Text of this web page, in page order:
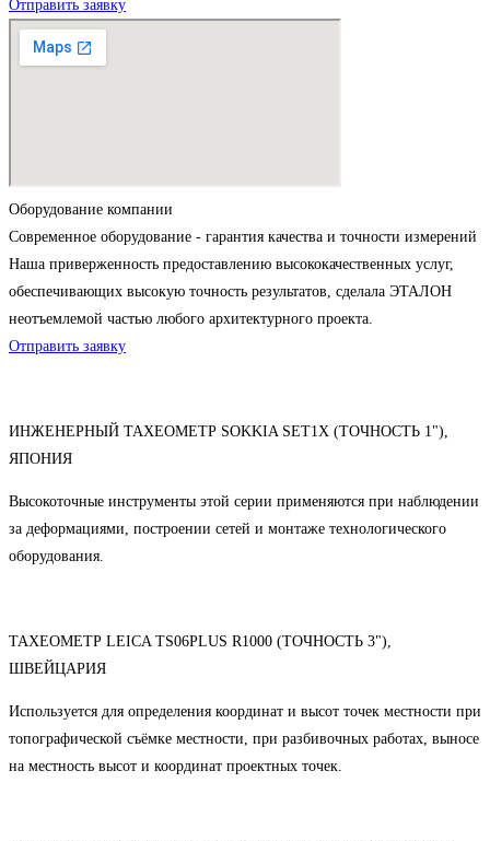
Отправить заявку
Оборудование компании
Современное оборудование - гарантия качества и точности измерений
Наша приверженность предоставлению высококачественных услуг,
обеспечивающих высокую точность результатов, сделала ЭТАЛОН
неотъемлемой частью любого архитектурного проекта.
Отправить заявку
ИНЖЕНЕРНЫЙ ТАХЕОМЕТР SOKKIA SET1X (ТОЧНОСТЬ 1"),
ЯПОНИЯ
Высокоточные инструменты этой серии применяются при наблюдении
за деформациями, построении сетей и монтаже технологического
оборудования.
ТАХЕОМЕТР LEICA TS06PLUS R1000 (ТОЧНОСТЬ 3"),
ШВЕЙЦАРИЯ
Используется для определения координат и высот точек местности при
топографической съёмке местности, при разбивочных работах, выносе
на местность высот и координат проектных точек.